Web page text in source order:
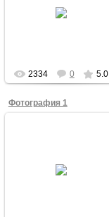
На фото омский офис
«Справедливой России»
2334 0 5.0
Фотография 1
Митрополит Омский и
Тарский Владимир